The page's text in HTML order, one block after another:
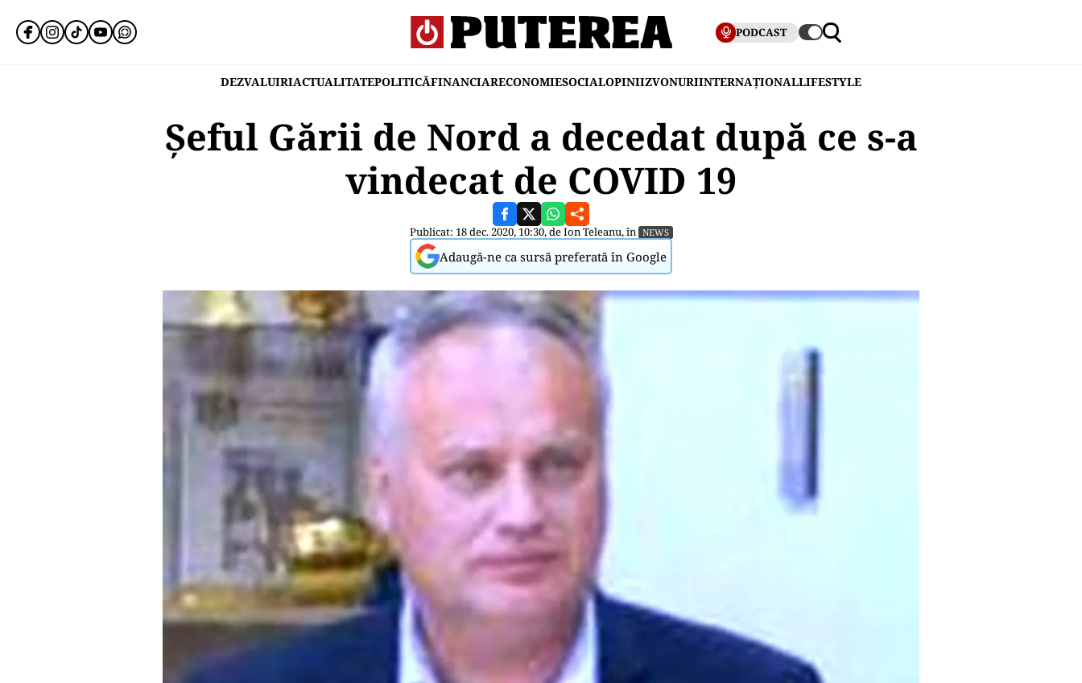
PODCAST
DEZVALUIRIACTUALITATEPOLITICĂFINANCIARECONOMIESOCIALOPINIIZVONURIINTERNAȚIONALLIFESTYLE
Șeful Gării de Nord a decedat după ce s-a
vindecat de COVID 19
Publicat: 18 dec. 2020, 10:30, deIon Teleanu, în NEWS
Adaugă-ne ca sursă preferată în Google